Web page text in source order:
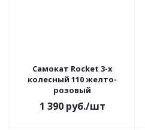
Самокат Rocket 3-х
колесный 110 желто-
розовый
1 390руб./шт